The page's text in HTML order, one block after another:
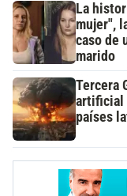
La
mujer",
caso de
marido
Tercera
artificial
países